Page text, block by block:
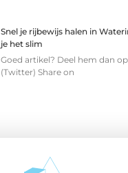
Snel je rijbewijs halen in
je het slim
Goed artikel? Deel hem dan
(Twitter) Share on